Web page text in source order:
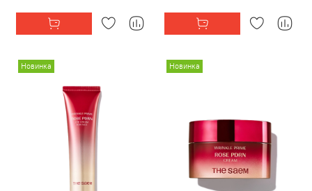
Новинка Новинка